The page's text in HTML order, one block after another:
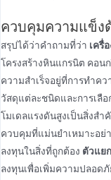
ควบคุมความแข็ง
สรุปได้ว่าคําถามที่ว่า เครื่
โครงสร้างหินแกรนิต คอน
ความสําเร็จอยู่ที่การทําค
วัสดุแต่ละชนิดและการเลื
โมเดลแรงดันสูงเป็นสิ่งสํ
ควบคุมที่แม่นยําเหมาะอย่
ลงทุนในสิ่งที่ถูกต้อง ตัวแย
ลงทุนเพื่อเพิ่มความปลอด